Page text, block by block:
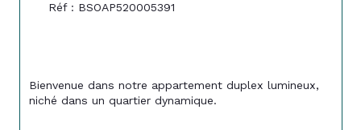
Réf : BSOAP520005391
Bienvenue dans notre appartement duplex lumineux,
niché dans un quartier dynamique.